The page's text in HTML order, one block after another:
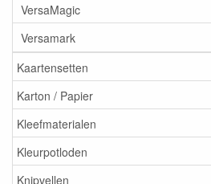
VersaMagic
Versamark
Kaartensetten
Karton / Papier
Kleefmaterialen
Kleurpotloden
Knipvellen